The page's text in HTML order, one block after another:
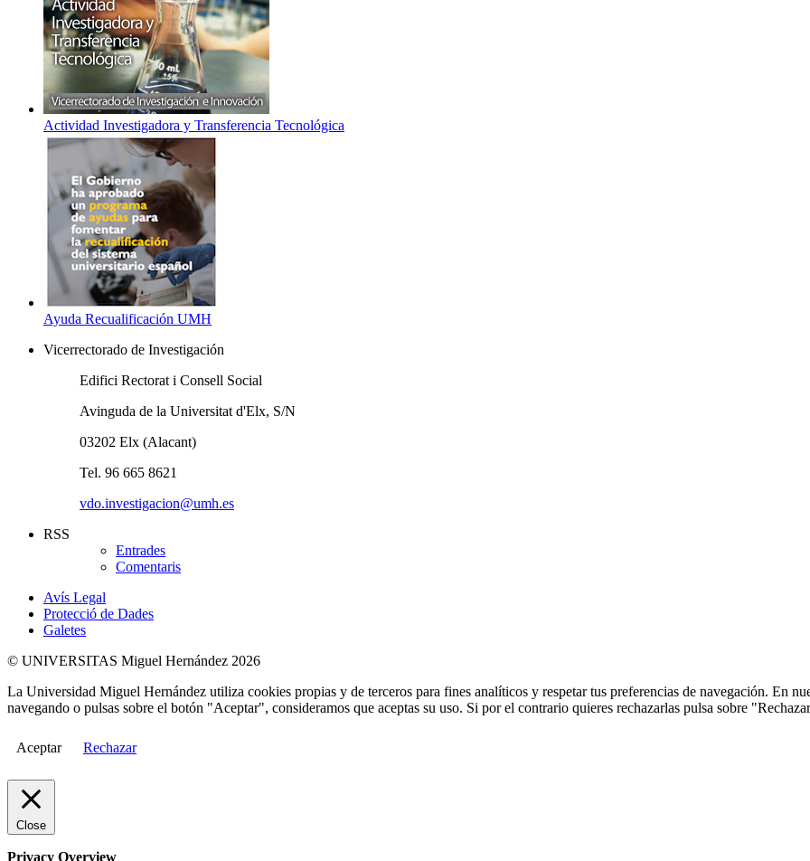
Actividad Investigadora y Transferencia Tecnológica
Ayuda Recualificación UMH
Vicerrectorado de Investigación
Edifici Rectorat i Consell Social
Avinguda de la Universitat d'Elx, S/N
03202 Elx (Alacant)
Tel. 96 665 8621
vdo.investigacion@umh.es
RSS
Entrades
Comentaris
Avís Legal
Protecció de Dades
Galetes
© UNIVERSITAS Miguel Hernández 2026
La Universidad Miguel Hernández utiliza cookies propias y de terceros para fines analíticos y respetar tus preferencias de navegación. En
navegando o pulsas sobre el botón "Aceptar", consideramos que aceptas su uso. Si por el contrario quieres rechazarlas pulsa sobre
Aceptar Rechazar
Close
Privacy Overview